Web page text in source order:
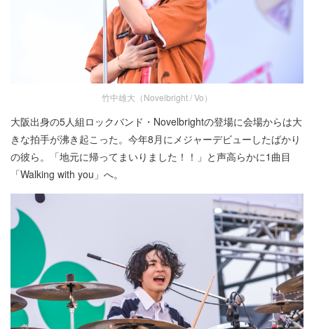
竹中雄大（Novelbright / Vo）
大阪出身の5人組ロックバンド・Novelbrightの登場に会場からは大
きな拍手が沸き起こった。今年8月にメジャーデビューしたばかり
の彼ら。「地元に帰ってまいりました！！」と声高らかに1曲目
「Walking with you」へ。